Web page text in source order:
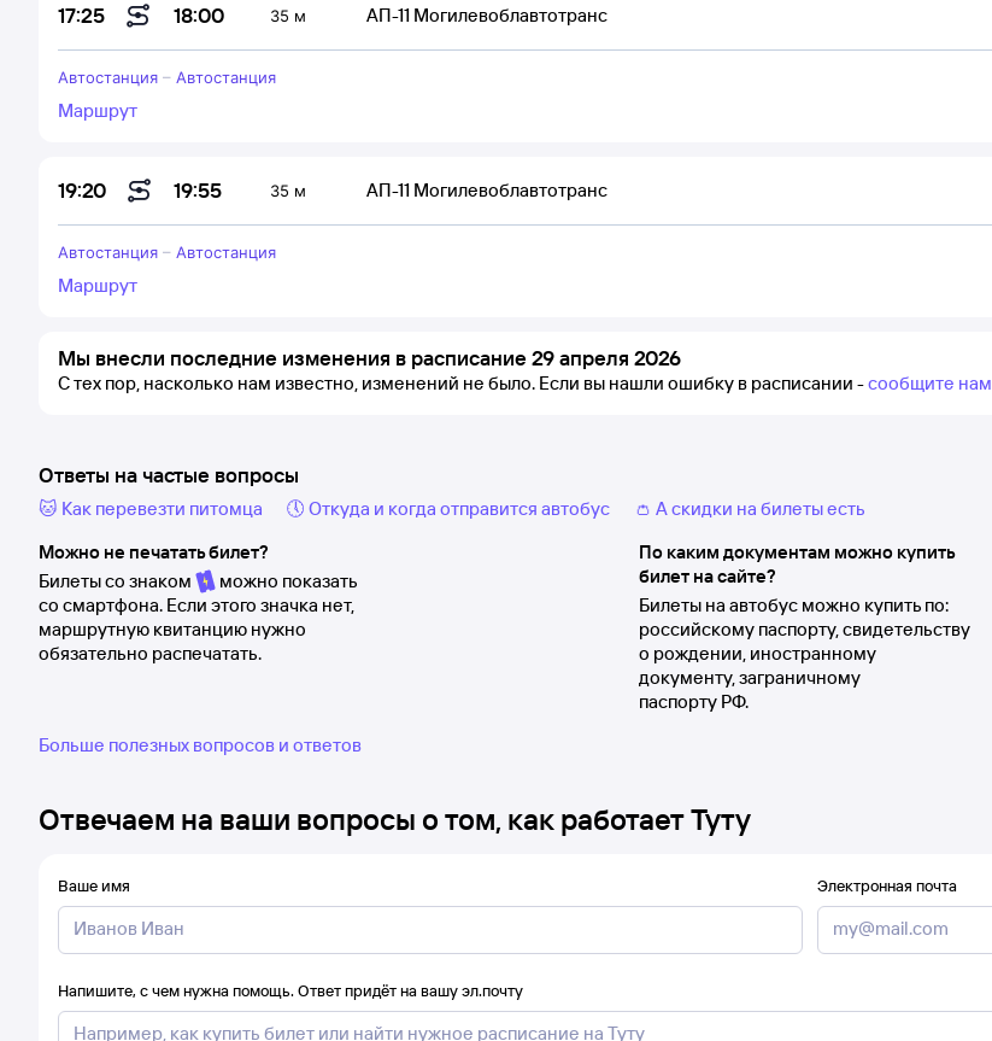
17:25 18:00 35 м АП-11 Могилевоблавтотранс
Автостанция – Автостанция
Маршрут
19:20 19:55 35 м АП-11 Могилевоблавтотранс
Автостанция – Автостанция
Маршрут
Мы внесли последние изменения в расписание 29 апреля 2026
С тех пор, насколько нам известно, изменений не было. Если вы нашли ошибку в расписании -сообщите нам
Ответы на частые вопросы
🐱 Как перевезти питомца 🕔 Откуда и когда отправится автобус
👛 А скидки на билеты есть
Можно не печатать билет?
Билеты со знаком
можно показать
со смартфона. Если этого значка нет,
маршрутную квитанцию нужно
обязательно распечатать.
По каким документам можно купить
билет на сайте?
Билеты на автобус можно купить по:
российскому паспорту, свидетельству
о рождении, иностранному
документу, заграничному
паспорту РФ.
Больше полезных вопросов и ответов
Отвечаем на ваши вопросы о том, как работает Туту
Ваше имя Электронная почта
Напишите, с чем нужна помощь. Ответ придёт на вашу эл.почту